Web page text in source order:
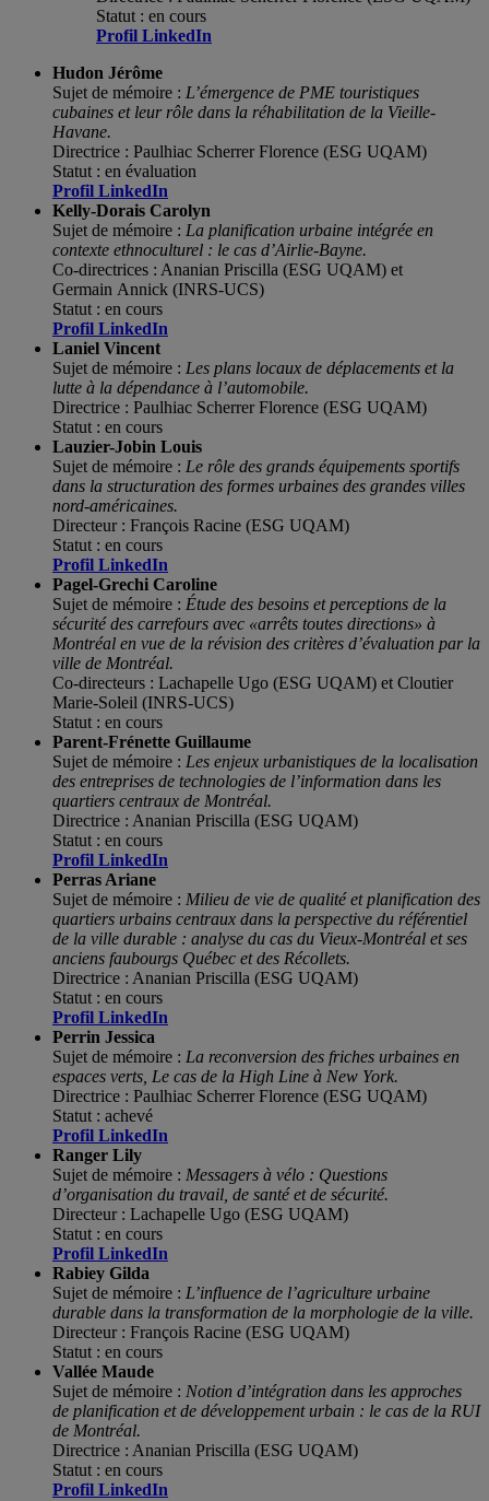
Statut : en cours
Profil LinkedIn
Hudon Jérôme
Sujet de mémoire : L’émergence de PME touristiques
cubaines et leur rôle dans la réhabilitation de la Vieille-
Havane.
Directrice : Paulhiac Scherrer Florence (ESG UQAM)
Statut : en évaluation
Profil LinkedIn
Kelly-Dorais Carolyn
Sujet de mémoire : La planification urbaine intégrée en
contexte ethnoculturel : le cas d’Airlie-Bayne.
Co-directrices : Ananian Priscilla (ESG UQAM) et
Germain Annick (INRS-UCS)
Statut : en cours
Profil LinkedIn
Laniel Vincent
Sujet de mémoire : Les plans locaux de déplacements et la
lutte à la dépendance à l’automobile.
Directrice : Paulhiac Scherrer Florence (ESG UQAM)
Statut : en cours
Lauzier-Jobin Louis
Sujet de mémoire : Le rôle des grands équipements sportifs
dans la structuration des formes urbaines des grandes villes
nord-américaines.
Directeur : François Racine (ESG UQAM)
Statut : en cours
Profil LinkedIn
Pagel-Grechi Caroline
Sujet de mémoire : Étude des besoins et perceptions de la
sécurité des carrefours avec «arrêts toutes directions» à
Montréal en vue de la révision des critères d’évaluation par la
ville de Montréal.
Co-directeurs : Lachapelle Ugo (ESG UQAM) et Cloutier
Marie-Soleil (INRS-UCS)
Statut : en cours
Parent-Frénette Guillaume
Sujet de mémoire : Les enjeux urbanistiques de la localisation
des entreprises de technologies de l’information dans les
quartiers centraux de Montréal.
Directrice : Ananian Priscilla (ESG UQAM)
Statut : en cours
Profil LinkedIn
Perras Ariane
Sujet de mémoire : Milieu de vie de qualité et planification des
quartiers urbains centraux dans la perspective du référentiel
de la ville durable : analyse du cas du Vieux-Montréal et ses
anciens faubourgs Québec et des Récollets.
Directrice : Ananian Priscilla (ESG UQAM)
Statut : en cours
Profil LinkedIn
Perrin Jessica
Sujet de mémoire : La reconversion des friches urbaines en
espaces verts, Le cas de la High Line à New York.
Directrice : Paulhiac Scherrer Florence (ESG UQAM)
Statut : achevé
Profil LinkedIn
Ranger Lily
Sujet de mémoire : Messagers à vélo : Questions
d’organisation du travail, de santé et de sécurité.
Directeur : Lachapelle Ugo (ESG UQAM)
Statut : en cours
Profil LinkedIn
Rabiey Gilda
Sujet de mémoire : L’influence de l’agriculture urbaine
durable dans la transformation de la morphologie de la ville.
Directeur : François Racine (ESG UQAM)
Statut : en cours
Vallée Maude
Sujet de mémoire : Notion d’intégration dans les approches
de planification et de développement urbain : le cas de la RUI
de Montréal.
Directrice : Ananian Priscilla (ESG UQAM)
Statut : en cours
Profil LinkedIn